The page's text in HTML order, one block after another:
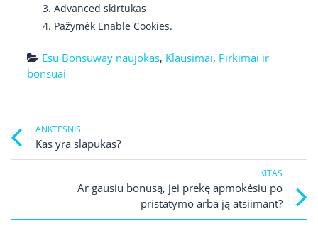
Advanced skirtukas
Pažymėk Enable Cookies.
Esu Bonsuway naujokas, Klausimai, Pirkimai ir
bonsuai
Post
navigation
ANKTESNIS
Kas yra slapukas?
link
KITAS
Ar gausiu bonusą, jei prekę apmokėsiu po
pristatymo arba ją atsiimant?